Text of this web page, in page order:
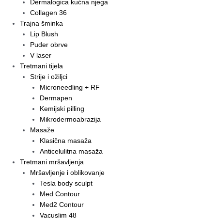
Dermalogica kućna njega
Collagen 36
Trajna šminka
Lip Blush
Puder obrve
V laser
Tretmani tijela
Strije i ožiljci
Microneedling + RF
Dermapen
Kemijski pilling
Mikrodermoabrazija
Masaže
Klasična masaža
Anticelulitna masaža
Tretmani mršavljenja
Mršavljenje i oblikovanje
Tesla body sculpt
Med Contour
Med2 Contour
Vacuslim 48